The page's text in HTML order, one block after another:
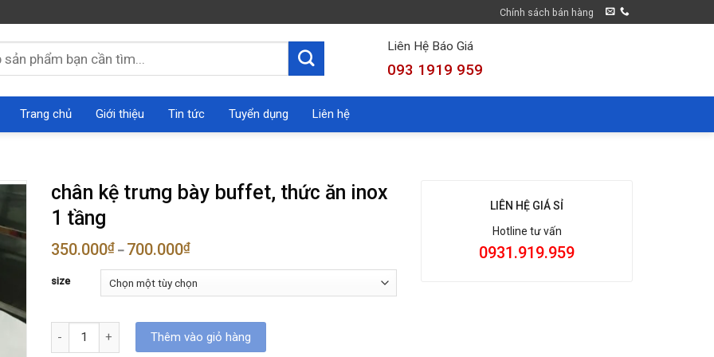
Chính sách bán hàng
Liên Hệ Báo Giá
093 1919 959
Trang chủ Giới thiệu Tin tức Tuyển dụng Liên hệ
chân kệ trưng bày buffet, thức ăn inox
1 tầng
350.000₫ – 700.000₫
size
chân kệ trưng bày buffet, thức ăn inox 1 tầng số lượng
Thêm vào giỏ hàng
LIÊN HỆ GIÁ SỈ
Hotline tư vấn
0931.919.959